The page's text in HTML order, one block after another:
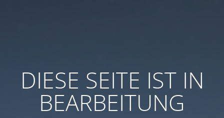
DIESE SEITE IST IN
BEARBEITUNG